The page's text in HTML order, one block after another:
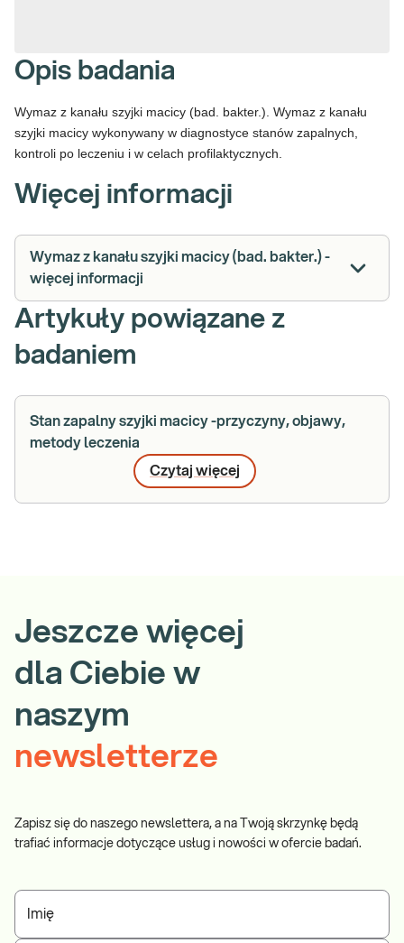
Opis badania
Wymaz z kanału szyjki macicy (bad. bakter.). Wymaz z kanału
szyjki macicy wykonywany w diagnostyce stanów zapalnych,
kontroli po leczeniu i w celach profilaktycznych.
Więcej informacji
Wymaz z kanału szyjki macicy (bad. bakter.) -
więcej informacji
Artykuły powiązane z
badaniem
Stan zapalny szyjki macicy -przyczyny, objawy,
metody leczenia
Czytaj więcej
Jeszcze więcej
dla Ciebie w
naszym
newsletterze
Zapisz się do naszego newslettera, a na Twoją skrzynkę będą
trafiać informacje dotyczące usług i nowości w ofercie badań.
Imię